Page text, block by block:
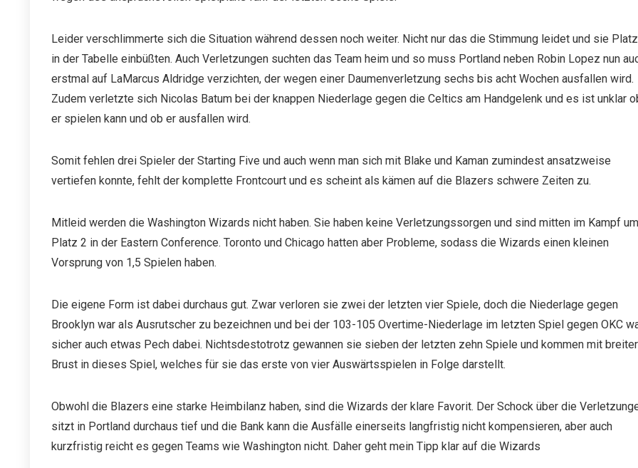
Leider verschlimmerte sich die Situation während dessen noch weiter. Nicht nur das die Stimmung leidet und sie
in der Tabelle einbüßten. Auch Verletzungen suchten das Team heim und so muss Portland neben Robin Lopez nun
erstmal auf LaMarcus Aldridge verzichten, der wegen einer Daumenverletzung sechs bis acht Wochen ausfallen wird.
Zudem verletzte sich Nicolas Batum bei der knappen Niederlage gegen die Celtics am Handgelenk und es ist unklar
er spielen kann und ob er ausfallen wird.
Somit fehlen drei Spieler der Starting Five und auch wenn man sich mit Blake und Kaman zumindest ansatzweise
vertiefen konnte, fehlt der komplette Frontcourt und es scheint als kämen auf die Blazers schwere Zeiten zu.
Mitleid werden die Washington Wizards nicht haben. Sie haben keine Verletzungssorgen und sind mitten im Kampf um
Platz 2 in der Eastern Conference. Toronto und Chicago hatten aber Probleme, sodass die Wizards einen kleinen
Vorsprung von 1,5 Spielen haben.
Die eigene Form ist dabei durchaus gut. Zwar verloren sie zwei der letzten vier Spiele, doch die Niederlage gegen
Brooklyn war als Ausrutscher zu bezeichnen und bei der 103-105 Overtime-Niederlage im letzten Spiel gegen OKC
sicher auch etwas Pech dabei. Nichtsdestotrotz gewannen sie sieben der letzten zehn Spiele und kommen mit breiter
Brust in dieses Spiel, welches für sie das erste von vier Auswärtsspielen in Folge darstellt.
Obwohl die Blazers eine starke Heimbilanz haben, sind die Wizards der klare Favorit. Der Schock über die
sitzt in Portland durchaus tief und die Bank kann die Ausfälle einerseits langfristig nicht kompensieren, aber auch
kurzfristig reicht es gegen Teams wie Washington nicht. Daher geht mein Tipp klar auf die Wizards